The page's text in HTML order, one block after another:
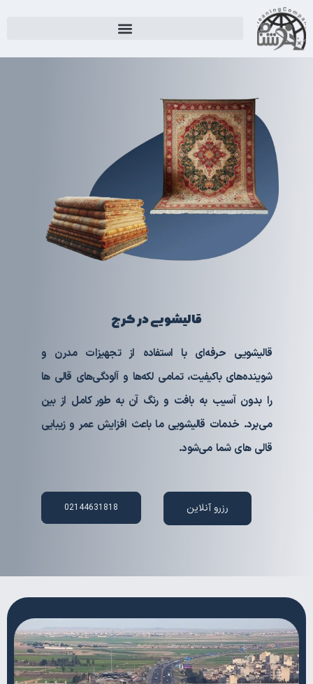
قالیشویی در کرج
قالیشویی حرفه‌ای با استفاده از تجهیزات مدرن و
شوینده‌های باکیفیت، تمامی لکه‌ها و آلودگی‌های قالی ها
را بدون آسیب به بافت و رنگ آن به طور کامل از بین
می‌برد. خدمات قالیشویی ما باعث افزایش عمر و زیبایی
قالی های شما می‌شود.
رزرو آنلاین 02144631818